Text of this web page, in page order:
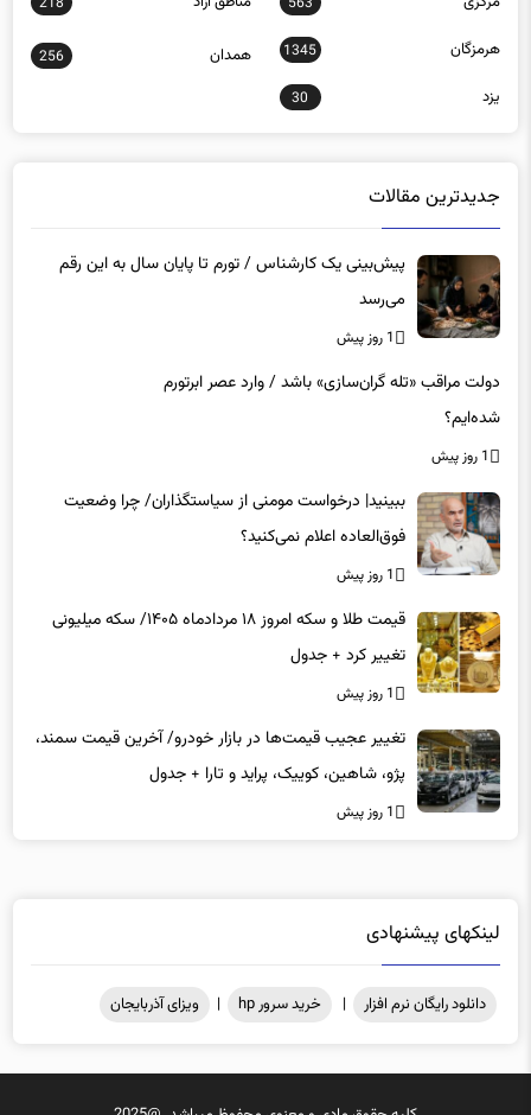
هرمزگان 1345
256
یزد 30
پیش‌بینی یک کارشناس / تورم تا پایان سال به این رقم
می‌رسد
1 روز پیش
دولت مراقب «تله گران‌سازی» باشد / وارد عصر ابرتورم
شده‌ایم؟
1 روز پیش
فوق‌العاده اعلام نمی‌کنید؟
1 روز پیش
تغییر کرد + جدول
1 روز پیش
تغییر عجیب قیمت‌ها در بازار خودرو/ آخرین قیمت سمند،
پژو، شاهین، کوییک، پراید و تارا + جدول
1 روز پیش
دانلود رایگان نرم افزار
کلیه حقوق مادی و معنوی محفوظ میباشد .@2025